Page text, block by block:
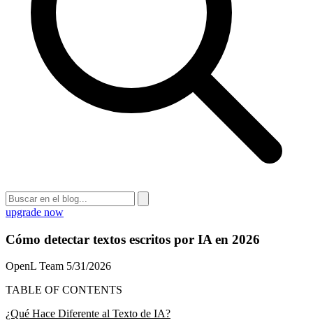
upgrade now
Cómo detectar textos escritos por IA en 2026
OpenL Team 5/31/2026
TABLE OF CONTENTS
¿Qué Hace Diferente al Texto de IA?